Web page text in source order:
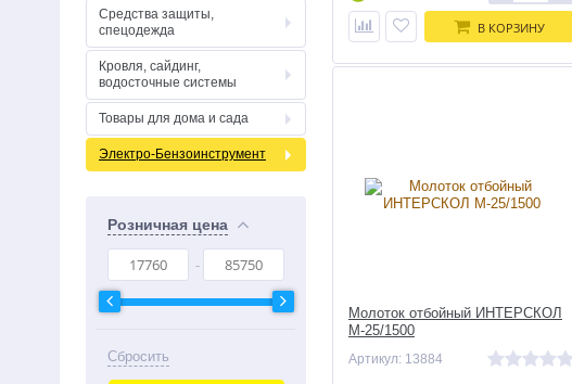
Средства защиты,
спецодежда
Кровля, сайдинг,
водосточные системы
Товары для дома и сада
Электро-Бензоинструмент
Розничная цена
Сбросить
В КОРЗИНУ
Молоток отбойный ИНТЕРСКОЛ
М-25/1500
Артикул: 13884